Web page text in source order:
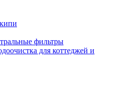
фильтры
для коттеджей и